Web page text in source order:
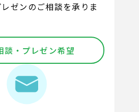
ゼンのご相談を承りま
談・プレゼン希望